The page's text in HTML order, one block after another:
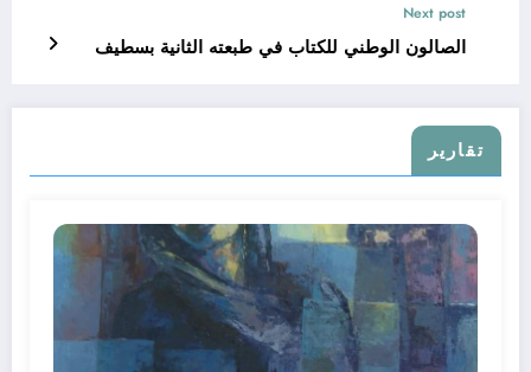
Next post
الصالون الوطني للكتاب في طبعته الثانية بسطيف
تقارير